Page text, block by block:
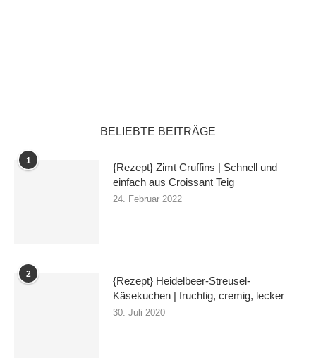
BELIEBTE BEITRÄGE
1
{Rezept} Zimt Cruffins | Schnell und
einfach aus Croissant Teig
24. Februar 2022
2
{Rezept} Heidelbeer-Streusel-
Käsekuchen | fruchtig, cremig, lecker
30. Juli 2020